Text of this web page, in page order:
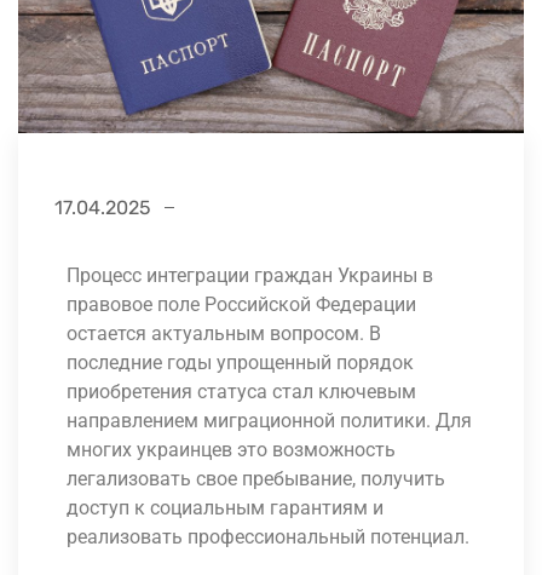
17.04.2025
Процесс интеграции граждан Украины в
правовое поле Российской Федерации
остается актуальным вопросом. В
последние годы упрощенный порядок
приобретения статуса стал ключевым
направлением миграционной политики. Для
многих украинцев это возможность
легализовать свое пребывание, получить
доступ к социальным гарантиям и
реализовать профессиональный потенциал.